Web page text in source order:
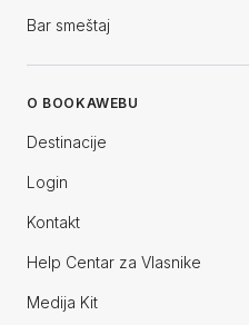
Bar smeštaj
O BOOKAWEBU
Destinacije
Login
Kontakt
Help Centar za Vlasnike
Medija Kit